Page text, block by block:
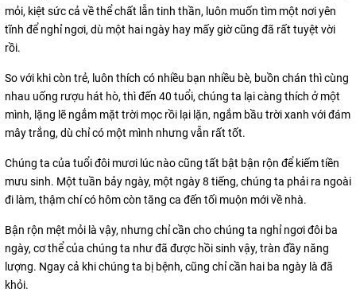
mỏi, kiệt sức cả về thể chất lẫn tinh thần, luôn muốn tìm một nơi yên
tĩnh để nghỉ ngơi, dù một hai ngày hay mấy giờ cũng đã rất tuyệt vời
rồi.
So với khi còn trẻ, luôn thích có nhiều bạn nhiều bè, buồn chán thì cùng
nhau uống rượu hát hò, thì đến 40 tuổi, chúng ta lại càng thích ở một
mình, lặng lẽ ngắm mặt trời mọc rồi lại lặn, ngắm bầu trời xanh với đám
mây trắng, dù chỉ có một mình nhưng vẫn rất tốt.
Chúng ta của tuổi đôi mươi lúc nào cũng tất bật bận rộn để kiếm tiền
mưu sinh. Một tuần bảy ngày, một ngày 8 tiếng, chúng ta phải ra ngoài
đi làm, thậm chí có hôm còn tăng ca đến tối muộn mới về nhà.
Bận rộn mệt mỏi là vậy, nhưng chỉ cần cho chúng ta nghỉ ngơi đôi ba
ngày, cơ thể của chúng ta như đã được hồi sinh vậy, tràn đầy năng
lượng. Ngay cả khi chúng ta bị bệnh, cũng chỉ cần hai ba ngày là đã
khỏi.